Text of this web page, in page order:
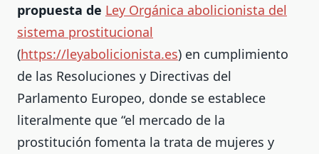
propuesta de Ley Orgánica abolicionista del
sistema prostitucional
(https://leyabolicionista.es) en cumplimiento
de las Resoluciones y Directivas del
Parlamento Europeo, donde se establece
literalmente que “el mercado de la
prostitución fomenta la trata de mujeres y